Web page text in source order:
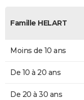
Famille HELART
Moins de 10 ans
De 10 à 20 ans
De 20 à 30 ans